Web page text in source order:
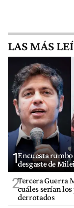
LAS MÁS
1Encuesta
desgaste de
2Tercera Guerra
cuáles serían
derrotados